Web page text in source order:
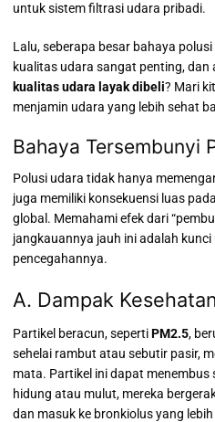
untuk sistem filtrasi udara pribadi.
Lalu, seberapa besar bahaya
kualitas udara sangat penting, dan
kualitas udara layak dibeli? Mari
menjamin udara yang lebih sehat
Bahaya Tersembunyi
Polusi udara tidak hanya
juga memiliki konsekuensi luas
global. Memahami efek dari
jangkauannya jauh ini adalah
pencegahannya.
A. Dampak
Partikel beracun, sepertiPM2.5,
sehelai rambut atau sebutir pasir,
mata. Partikel ini dapat
hidung atau mulut, mereka
dan masuk ke bronkiolus yang